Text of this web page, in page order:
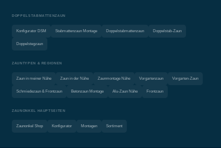
DOPPELSTABMATTENZAUN
Konfigurator DSM Stabmattenzaun Montage Doppelstabmattenzaun Doppelstab-Zaun
Doppelstegzaun
ZAUNTYPEN & REGIONEN
Zaun in meiner Nähe Zaun in der Nähe Zaunmontage Nähe Vorgartenzaun Vorgarten-Zaun
Schmiedezaun & Frontzaun Betonzaun Montage Alu-Zaun Nähe Frontzaun
ZAUNONKEL HAUPTSEITEN
Zaunonkel Shop Konfigurator Montagen Sortiment